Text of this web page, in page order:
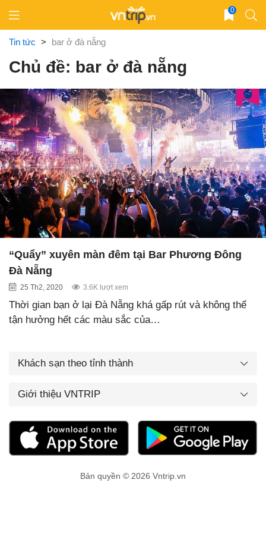
content
0
Tin tức > bar ở đà nẵng
Chủ đề: bar ở đà nẵng
“Quẩy” xuyên màn đêm tại Bar Phương Đông
Đà Nẵng
25 Th2, 2020 3.6K lượt xem
Thời gian bạn ở lại Đà Nẵng khá gấp rút và không thể
tận hưởng hết các màu sắc của…
Khách sạn theo tỉnh thành
Giới thiệu VNTRIP
Bản quyền © 2026 Vntrip.vn